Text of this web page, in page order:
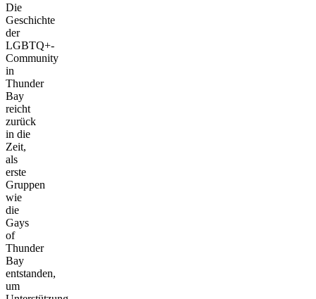
Die
Geschichte
der
LGBTQ+-
Community
in
Thunder
Bay
reicht
zurück
in die
Zeit,
als
erste
Gruppen
wie
die
Gays
of
Thunder
Bay
entstanden,
um